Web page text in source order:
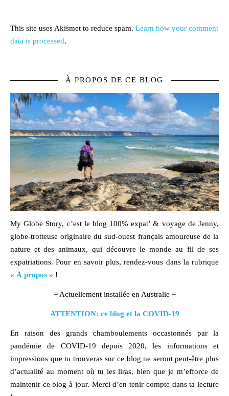
This site uses Akismet to reduce spam. Learn how your comment
data is processed.
À PROPOS DE CE BLOG
My Globe Story, c’est le blog 100% expat’ & voyage de Jenny,
globe-trotteuse originaire du sud-ouest français amoureuse de la
nature et desanimaux, qui découvre le monde au fil de ses
expatriations. Pour en savoir plus, rendez-vous dans la rubrique
« À propos » !
= Actuellement installée en Australie =
ATTENTION: ce blog et la COVID-19
En raison des grands chamboulements occasionnés par la
pandémie de COVID-19 depuis 2020, les informations et
impressions que tu trouveras sur ce blog ne seront peut-être plus
d’actualité au moment où tu les liras, bien que je m’efforce de
maintenir ce blog à jour. Merci d’en tenir compte dans ta lecture